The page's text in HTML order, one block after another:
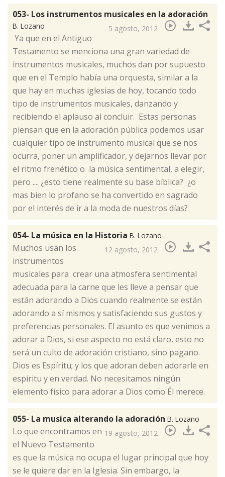
053- Los instrumentos musicales en la adoración
B. Lozano 5 agosto, 2012
​ Ya que en el Antiguo
Testamento se menciona una gran variedad de
instrumentos musicales, muchos dan por supuesto
que en el Templo había una orquesta, similar a la
que hay en muchas iglesias de hoy, tocando todo
tipo de instrumentos musicales, danzando y
recibiendo el aplauso al concluir. Estas personas
piensan que en la adoración pública podemos usar
cualquier tipo de instrumento musical que se nos
ocurra, poner un amplificador, y dejarnos llevar por
el ritmo frenético o la música sentimental, a elegir,
pero .... ¿esto tiene realmente su base bíblica? ¿o
mas bien lo profano se ha convertido en sagrado
por el interés de ir a la moda de nuestros días?
054- La música en la Historia B. Lozano
12 agosto, 2012
Muchos usan los
instrumentos
musicales para crear una atmosfera sentimental
adecuada para la carne que les lleve a pensar que
están adorando a Dios cuando realmente se están
adorando a sí mismos y satisfaciendo sus gustos y
preferencias personales. El asunto es que venimos a
adorar a Dios, si ese aspecto no está claro, esto no
será un culto de adoración cristiano, sino pagano.
Dios es Espíritu; y los que adoran deben adorarle en
espíritu y en verdad. No necesitamos ningún
elemento físico para adorar a Dios como Él merece.​
055- La musica alterando la adoración B. Lozano
19 agosto, 2012
​Lo que encontramos en
el Nuevo Testamento
es que la música no ocupa el lugar principal que hoy
se le quiere dar en la Iglesia. Sin embargo, la